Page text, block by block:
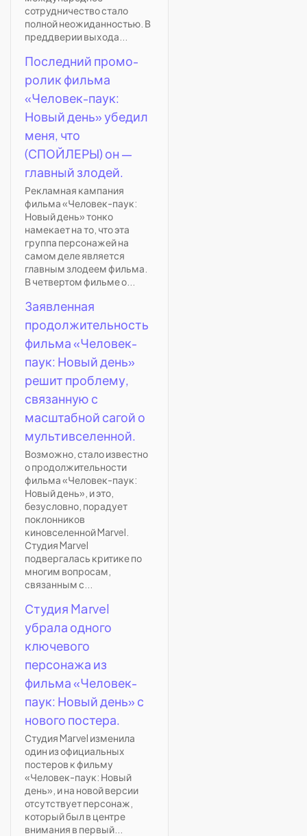
сотрудничество стало
полной неожиданностью. В
преддверии выхода...
Последний промо-
ролик фильма
«Человек-паук:
Новый день» убедил
меня, что
(СПОЙЛЕРЫ) он —
главный злодей.
Рекламная кампания
фильма «Человек-паук:
Новый день» тонко
намекает на то, что эта
группа персонажей на
самом деле является
главным злодеем фильма.
В четвертом фильме о...
Заявленная
продолжительность
фильма «Человек-
паук: Новый день»
решит проблему,
связанную с
масштабной сагой о
мультивселенной.
Возможно, стало известно
о продолжительности
фильма «Человек-паук:
Новый день», и это,
безусловно, порадует
поклонников
киновселенной Marvel.
Студия Marvel
подвергалась критике по
многим вопросам,
связанным с...
Студия Marvel
убрала одного
ключевого
персонажа из
фильма «Человек-
паук: Новый день» с
нового постера.
Студия Marvel изменила
один из официальных
постеров к фильму
«Человек-паук: Новый
день», и на новой версии
отсутствует персонаж,
который был в центре
внимания в первый...